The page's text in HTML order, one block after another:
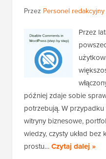
Przez Personel redakcyjny
Przez
później zdaje sobie
potrzebują. W
witryny biznesowe,
wiedzy, czysty układ bez
prostu…Czytaj dalej »